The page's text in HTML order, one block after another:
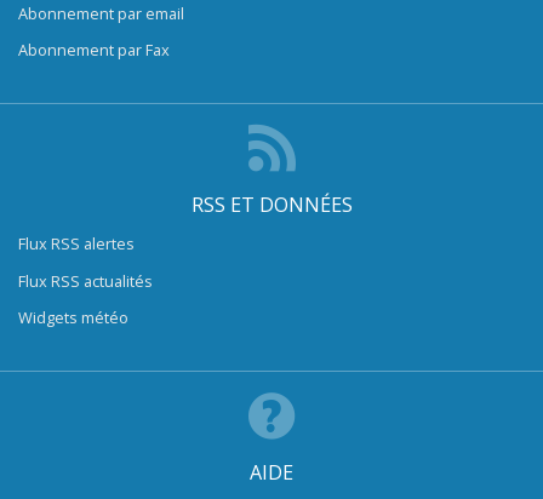
Abonnement par email
Abonnement par Fax
RSS ET DONNÉES
Flux RSS alertes
Flux RSS actualités
Widgets météo
AIDE